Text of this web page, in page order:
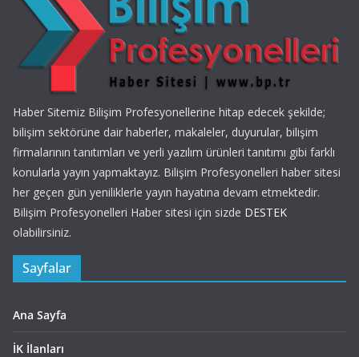
Haber Sitemiz Bilişim Profesyonellerine hitap edecek şekilde;
bilişim sektörüne dair haberler, makaleler, duyurular, bilişim
firmalarının tanıtımları ve yerli yazılım ürünleri tanıtımı gibi farklı
konularla yayın yapmaktayız. Bilişim Profesyonelleri haber sitesi
her geçen gün yeniliklerle yayın hayatına devam etmektedir.
Bilişim Profesyonelleri Haber sitesi için sizde DESTEK
olabilirsiniz.
Sayfalar
Ana Sayfa
İK İlanları